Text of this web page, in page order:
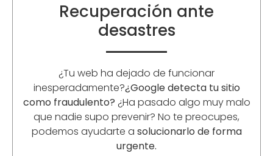
Recuperación ante
desastres
¿Tu web ha dejado de funcionar
inesperadamente?¿Google detecta tu sitio
como fraudulento? ¿Ha pasado algo muy malo
que nadie supo prevenir? No te preocupes,
podemos ayudarte a solucionarlo de forma
urgente.